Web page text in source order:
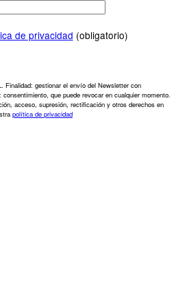
de privacidad (obligatorio)
Finalidad: gestionar el envío del Newsletter con
que puede revocar en cualquier momento.
acceso, supresión, rectificación y otros derechos en
política de privacidad